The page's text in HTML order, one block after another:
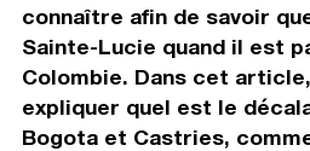
connaître afin de savoir
Sainte-Lucie quand il est
Colombie. Dans cet
expliquer quel est le
Bogota et Castries,